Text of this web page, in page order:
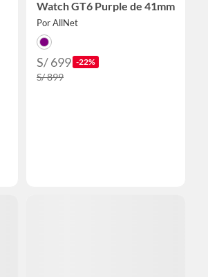
Watch GT6 Purple de 41mm
Por AllNet
S/ 699 -22%
S/ 899